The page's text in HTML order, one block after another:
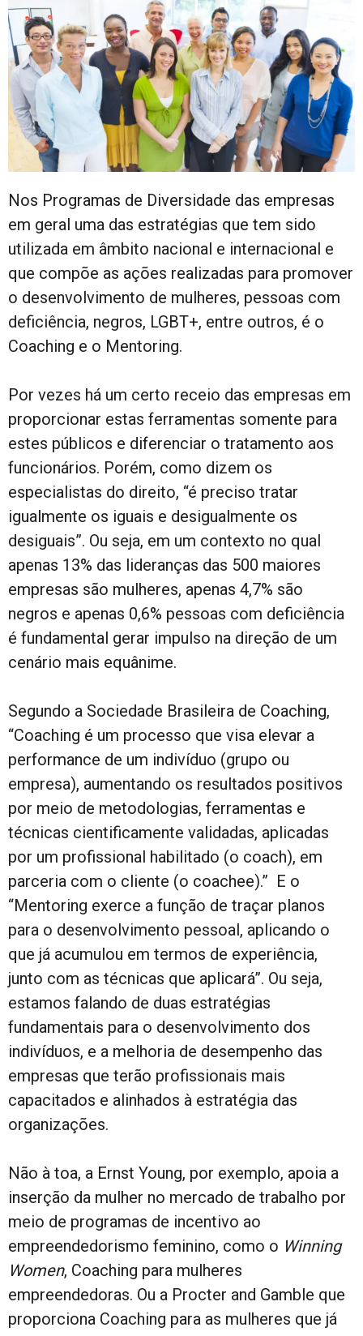
Nos Programas de Diversidade das empresas
em geral uma das estratégias que tem sido
utilizada em âmbito nacional e internacional e
que compõe as ações realizadas para promover
o desenvolvimento de mulheres, pessoas com
deficiência, negros, LGBT+, entre outros, é o
Coaching e o Mentoring.
Por vezes há um certo receio das empresas em
proporcionar estas ferramentas somente para
estes públicos e diferenciar o tratamento aos
funcionários. Porém, como dizem os
especialistas do direito, “é preciso tratar
igualmente os iguais e desigualmente os
desiguais”. Ou seja, em um contexto no qual
apenas 13% das lideranças das 500 maiores
empresas são mulheres, apenas 4,7% são
negros e apenas 0,6% pessoas com deficiência
é fundamental gerar impulso na direção de um
cenário mais equânime.
Segundo a Sociedade Brasileira de Coaching,
“Coaching é um processo que visa elevar a
performance de um indivíduo (grupo ou
empresa), aumentando os resultados positivos
por meio de metodologias, ferramentas e
técnicas cientificamente validadas, aplicadas
por um profissional habilitado (o coach), em
parceria com o cliente (o coachee).” E o
“Mentoring exerce a função de traçar planos
para o desenvolvimento pessoal, aplicando o
que já acumulou em termos de experiência,
junto com as técnicas que aplicará”. Ou seja,
estamos falando de duas estratégias
fundamentais para o desenvolvimento dos
indivíduos, e a melhoria de desempenho das
empresas que terão profissionais mais
capacitados e alinhados à estratégia das
organizações.
Não à toa, a Ernst Young, por exemplo, apoia a
inserção da mulher no mercado de trabalho por
meio de programas de incentivo ao
empreendedorismo feminino, como o Winning
Women, Coaching para mulheres
empreendedoras. Ou a Procter and Gamble que
proporciona Coaching para as mulheres que já